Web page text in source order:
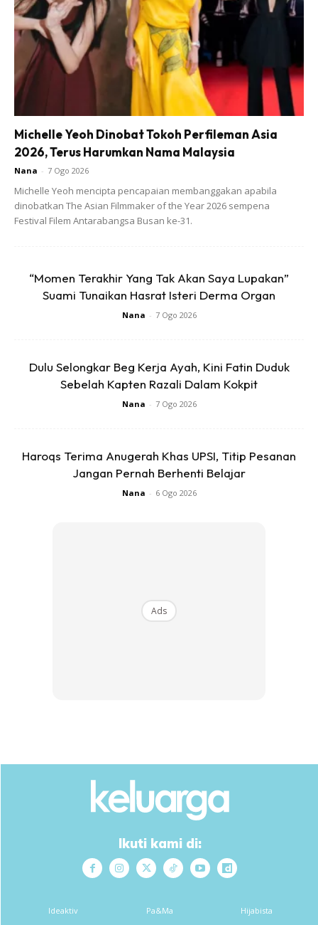
Michelle Yeoh Dinobat Tokoh Perfileman Asia
2026, Terus Harumkan Nama Malaysia
Nana - 7 Ogo 2026
Michelle Yeoh mencipta pencapaian membanggakan apabila
dinobatkan The Asian Filmmaker of the Year 2026 sempena
Festival Filem Antarabangsa Busan ke-31.
“Momen Terakhir Yang Tak Akan Saya Lupakan”
Suami Tunaikan Hasrat Isteri Derma Organ
Nana - 7 Ogo 2026
Dulu Selongkar Beg Kerja Ayah, Kini Fatin Duduk
Sebelah Kapten Razali Dalam Kokpit
Nana - 7 Ogo 2026
Haroqs Terima Anugerah Khas UPSI, Titip Pesanan
Jangan Pernah Berhenti Belajar
Nana - 6 Ogo 2026
Ads
Ikuti kami di:
Ideaktiv Pa&Ma Hijabista